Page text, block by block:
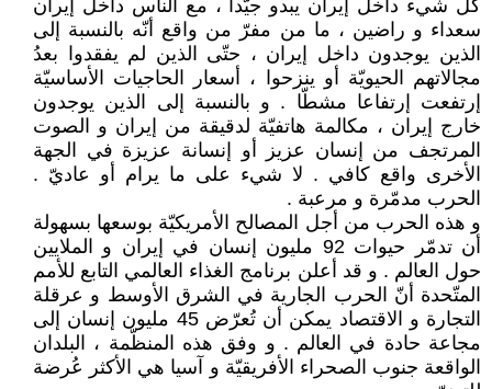
كلّ شيء داخل إيران يبدو جيّدا ، مع الناس داخل إيران
سعداء و راضين ، ما من مفرّ من واقع أنّه بالنسبة إلى
الذين يوجدون داخل إيران ، حتّى الذين لم يفقدوا بعدُ
مجالاتهم الحيويّة أو ينزحوا ، أسعار الحاجيات الأساسيّة
إرتفعت إرتفاعا مشطّا . و بالنسبة إلى الذين يوجدون
خارج إيران ، مكالمة هاتفيّة لدقيقة من إيران و الصوت
المرتجف من إنسان عزيز أو إنسانة عزيزة في الجهة
الأخرى واقع كافي . لا شيء على ما يرام أو عاديّ .
الحرب مدمّرة و مرعبة .
و هذه الحرب من أجل المصالح الأمريكيّة بوسعها بسهولة
أن تدمّر حيوات 92 مليون إنسان في إيران و الملايين
حول العالم . و قد أعلن برنامج الغذاء العالمي التابع للأمم
المتّحدة أنّ الحرب الجارية في الشرق الأوسط و عرقلة
التجارة و الاقتصاد يمكن أن تُعرّض 45 مليون إنسان إلى
مجاعة حادة في العالم . و وفق هذه المنظّمة ، البلدان
الواقعة جنوب الصحراء الأفريقيّة و آسيا هي الأكثر عُرضة